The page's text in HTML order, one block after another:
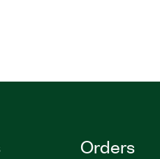
Orders